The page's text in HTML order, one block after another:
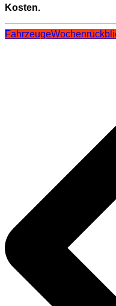
Kosten.
Fahrzeuge